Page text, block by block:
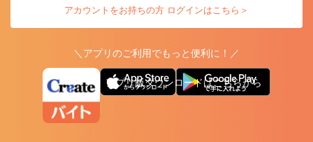
アカウントをお持ちの方 ログインはこちら＞
＼アプリのご利用でもっと便利に！／
アプリ版ダウンロードはこちらから